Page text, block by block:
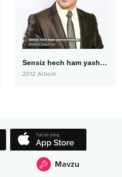
Sensiz hech ham yasholmasman
2012 Albom
Mavzu